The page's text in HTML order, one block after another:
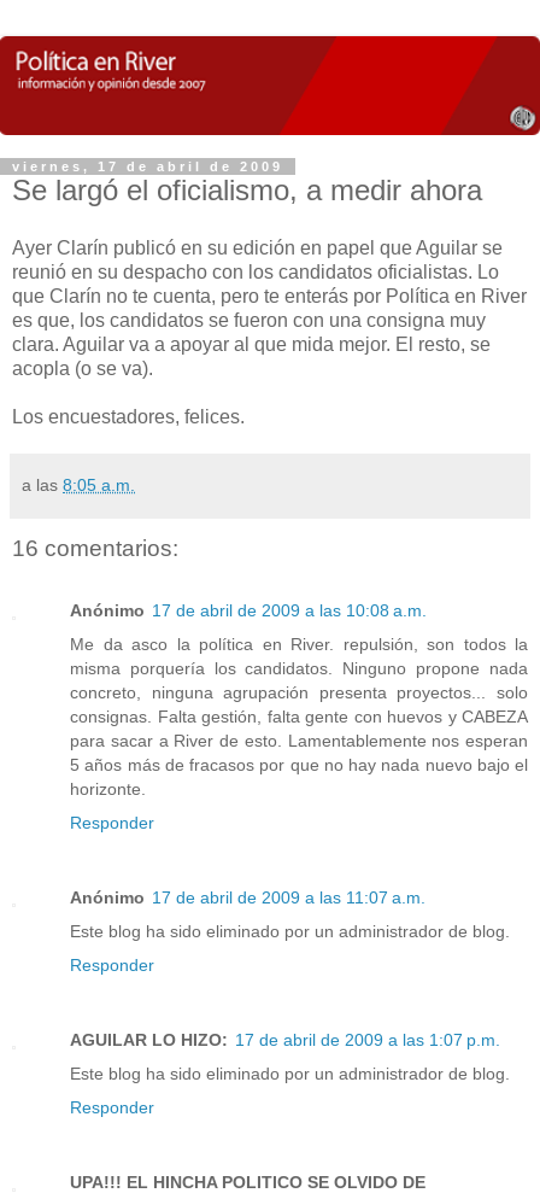
viernes, 17 de abril de 2009
Se largó el oficialismo, a medir ahora
Ayer Clarín publicó en su edición en papel que Aguilar se
reunió en su despacho con los candidatos oficialistas. Lo
que Clarín no te cuenta, pero te enterás por Política en River
es que, los candidatos se fueron con una consigna muy
clara. Aguilar va a apoyar al que mida mejor. El resto, se
acopla (o se va).
Los encuestadores, felices.
a las 8:05 a.m.
16 comentarios:
Anónimo 17 de abril de 2009 a las 10:08 a.m.
Me da asco la política en River. repulsión, son todos la
misma porquería los candidatos. Ninguno propone nada
concreto, ninguna agrupación presenta proyectos... solo
consignas. Falta gestión, falta gente con huevos y CABEZA
para sacar a River de esto. Lamentablemente nos esperan
5 años más de fracasos por que no hay nada nuevo bajo el
horizonte.
Responder
Anónimo 17 de abril de 2009 a las 11:07 a.m.
Este blog ha sido eliminado por un administrador de blog.
Responder
AGUILAR LO HIZO: 17 de abril de 2009 a las 1:07 p.m.
Este blog ha sido eliminado por un administrador de blog.
Responder
UPA!!! EL HINCHA POLITICO SE OLVIDO DE